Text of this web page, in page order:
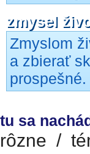
zmysel
Zmyslom
a zbierať
prospešné.
tu sa
rôzne /